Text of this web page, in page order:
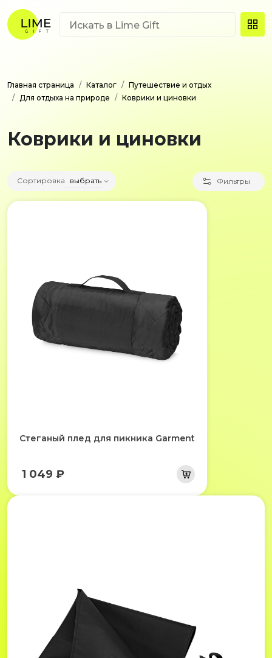
Главная страница Каталог
Путешествие и отдых
Для отдыха на природе
Коврики и циновки
Коврики и циновки
Сортировка выбрать Фильтры
Стеганый плед для пикника Garment
1 049 ₽